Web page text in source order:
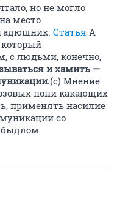
но не могло
место
Статья А
который
с людьми, конечно,
и хамить —
(с) Мнение
пони какающих
применять насилие
со